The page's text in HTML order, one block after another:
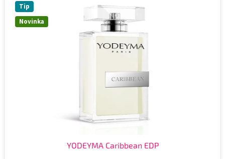
Novinka
Tip
YODEYMA Caribbean EDP